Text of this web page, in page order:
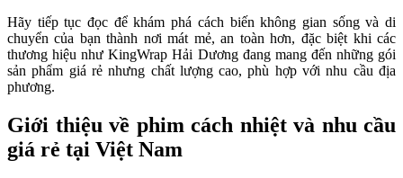
Hãy tiếp tục đọc để khám phá cách biến không gian sống và di
chuyển của bạn thành nơi mát mẻ, an toàn hơn, đặc biệt khi các
thương hiệu như KingWrap Hải Dương đang mang đến những gói
sản phẩm giá rẻ nhưng chất lượng cao, phù hợp với nhu cầu địa
phương.
Giới thiệu về phim cách nhiệt và nhu cầu
giá rẻ tại Việt Nam